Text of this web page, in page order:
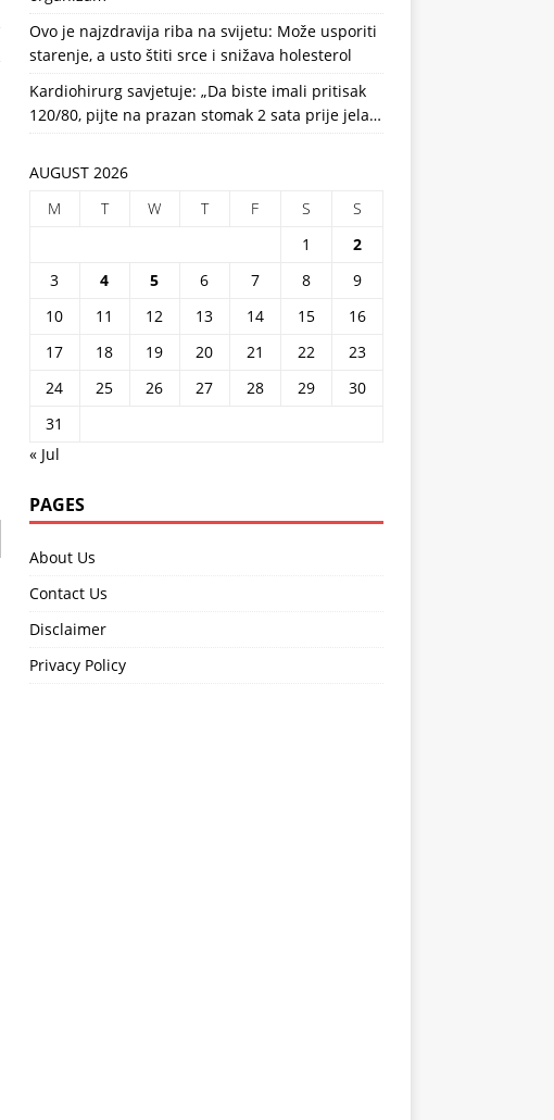
Ovo je najzdravija riba na svijetu: Može usporiti
starenje, a usto štiti srce i snižava holesterol
Kardiohirurg savjetuje: „Da biste imali pritisak
120/80, pijte na prazan stomak 2 sata prije jela…
AUGUST 2026
M
T W T F S
S
1
2
3
4 5 6 7 8
9
10
11 12 13 14 15
16
17
18 19 20 21 22
23
24
25 26 27 28 29
30
31
« Jul
PAGES
About Us
Contact Us
Disclaimer
Privacy Policy